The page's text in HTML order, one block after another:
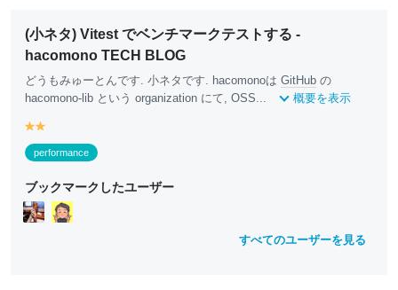
(小ネタ) Vitest でベンチマークテストする -
hacomono TECH BLOG
どうもみゅーとんです. 小ネタです. hacomonoは GitHub の
hacomono-lib という organization にて, OSS...
概要を表示
y
e
ll
w
e
ll
o
w
performance
ブックマークしたユーザー
すべてのユーザーを見る